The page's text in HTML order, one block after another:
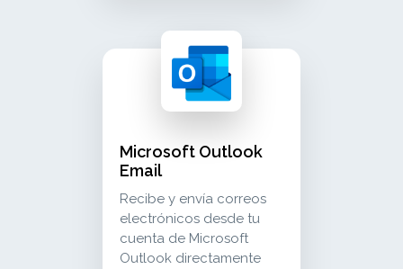
microsoft outlook email recibe y envía
communication
Microsoft Outlook
Email
Recibe y envía correos
electrónicos desde tu
cuenta de Microsoft
Outlook directamente